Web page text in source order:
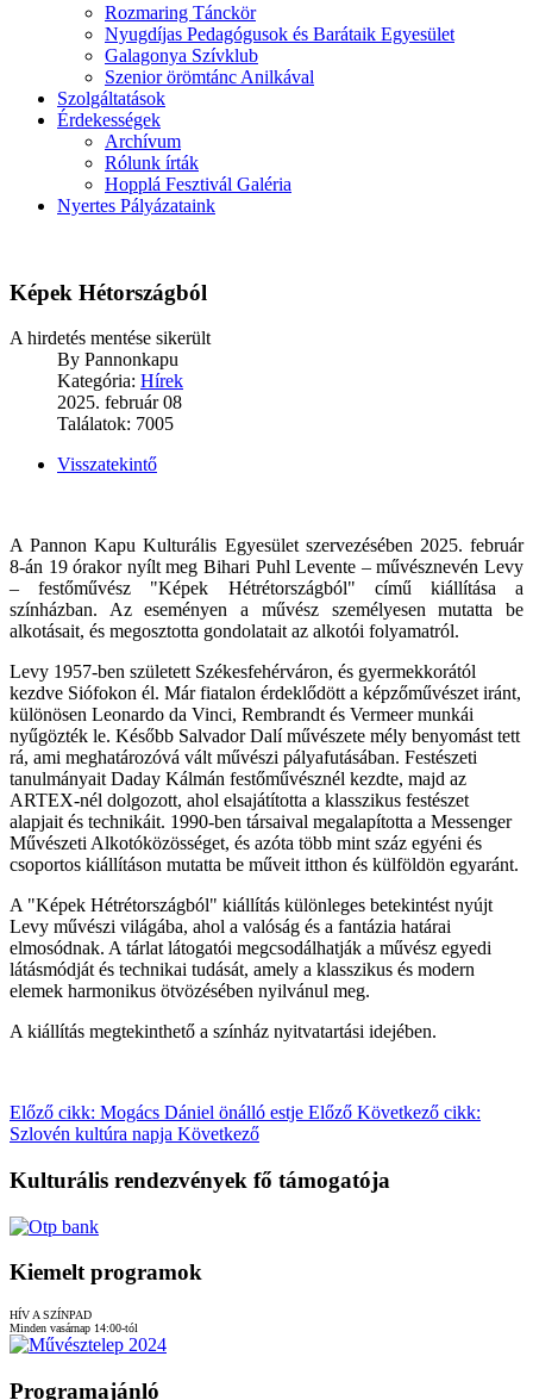
Rozmaring Tánckör
Nyugdíjas Pedagógusok és Barátaik Egyesület
Galagonya Szívklub
Szenior örömtánc Anilkával
Szolgáltatások
Érdekességek
Archívum
Rólunk írták
Hopplá Fesztivál Galéria
Nyertes Pályázataink
Képek Hétországból
A hirdetés mentése sikerült
By Pannonkapu
Kategória: Hírek
2025. február 08
Találatok: 7005
Visszatekintő
A Pannon Kapu Kulturális Egyesület szervezésében 2025. február
8-án 19 órakor nyílt meg Bihari Puhl Levente – művésznevén Levy
– festőművész "Képek Hétrétországból" című kiállítása a
színházban. Az eseményen a művész személyesen mutatta be
alkotásait, és megosztotta gondolatait az alkotói folyamatról.
Levy 1957-ben született Székesfehérváron, és gyermekkorától
kezdve Siófokon él. Már fiatalon érdeklődött a képzőművészet iránt,
különösen Leonardo da Vinci, Rembrandt és Vermeer munkái
nyűgözték le. Később Salvador Dalí művészete mély benyomást tett
rá, ami meghatározóvá vált művészi pályafutásában. Festészeti
tanulmányait Daday Kálmán festőművésznél kezdte, majd az
ARTEX-nél dolgozott, ahol elsajátította a klasszikus festészet
alapjait és technikáit. 1990-ben társaival megalapította a Messenger
Művészeti Alkotóközösséget, és azóta több mint száz egyéni és
csoportos kiállításon mutatta be műveit itthon és külföldön egyaránt.
A "Képek Hétrétországból" kiállítás különleges betekintést nyújt
Levy művészi világába, ahol a valóság és a fantázia határai
elmosódnak. A tárlat látogatói megcsodálhatják a művész egyedi
látásmódját és technikai tudását, amely a klasszikus és modern
elemek harmonikus ötvözésében nyilvánul meg.
A kiállítás megtekinthető a színház nyitvatartási idejében.
Előző cikk: Mogács Dániel önálló estje Előző Következő cikk:
Szlovén kultúra napja Következő
Kulturális rendezvények fő támogatója
Kiemelt programok
HÍV A SZÍNPAD
Minden vasárnap 14:00-tól
Programajánló